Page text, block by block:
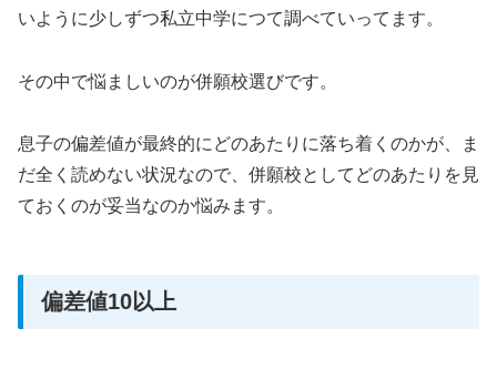
いように少しずつ私立中学につて調べていってます。
その中で悩ましいのが併願校選びです。
息子の偏差値が最終的にどのあたりに落ち着くのかが、ま
だ全く読めない状況なので、併願校としてどのあたりを見
ておくのが妥当なのか悩みます。
偏差値10以上